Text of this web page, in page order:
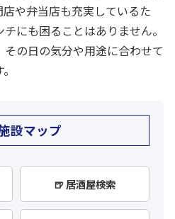
や弁当店も充実しているた
にも困ることはありません。
の日の気分や用途に合わせて
設マップ
🍺 居酒屋検索